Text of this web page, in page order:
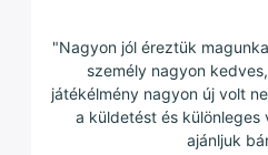
"Nagyon jól éreztük
személy nagyon
játékélmény nagyon új volt
a küldetést és különleges
ajánljuk